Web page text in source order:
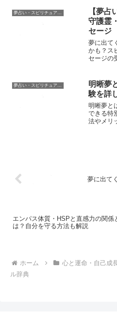
【夢占
守護霊
セージ
夢に出て
かも？ス
セージの
夢占い・スピリチュアル辞典
明晰夢
験を詳
明晰夢と
できる特
法やメリ
夢に出て
エンパス体質・HSPと直感力の関係
は？自分を守る方法も解説
ホーム 心と運命・自己成
ル辞典